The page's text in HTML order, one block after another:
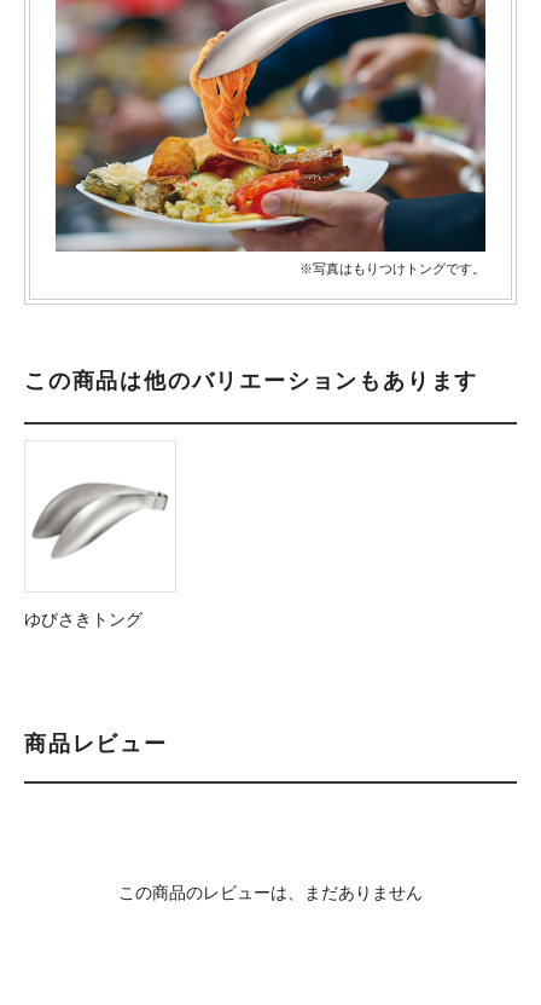
※写真はもりつけトングです。
この商品は他のバリエーションもあります
ゆびさきトング
商品レビュー
この商品のレビューは、まだありません